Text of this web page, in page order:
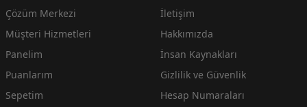
Çözüm Merkezi
Müşteri Hizmetleri
Panelim
Puanlarım
Sepetim
İletişim
Hakkımızda
İnsan Kaynakları
Gizlilik ve Güvenlik
Hesap Numaraları